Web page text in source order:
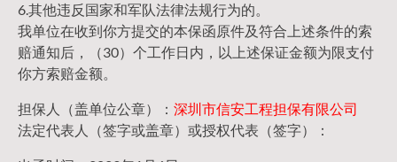
6.其他违反国家和军队法律法规行为的。
我单位在收到你方提交的本保函原件及符合上述条件的索
赔通知后，（30）个工作日内，以上述保证金额为限支付
你方索赔金额。
担保人（盖单位公章）： 深圳市信安工程担保有限公司
法定代表人（签字或盖章）或授权代表（签字）：